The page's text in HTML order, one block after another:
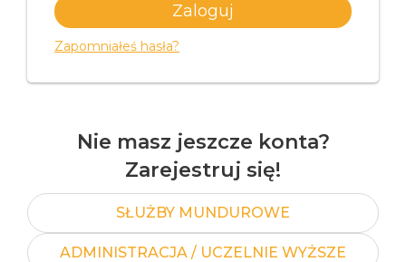
Zapomniałeś hasła?
Nie masz jeszcze konta?
Zarejestruj się!
SŁUŻBY MUNDUROWE
ADMINISTRACJA / UCZELNIE WYŻSZE